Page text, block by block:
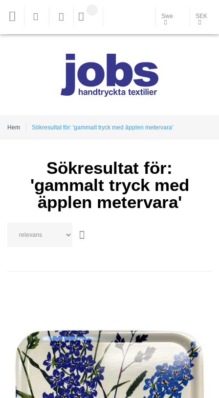
Swe SEK
Hem Sökresultat för: 'gammalt tryck med äpplen metervara'
Sökresultat för:
'gammalt tryck med
äpplen metervara'